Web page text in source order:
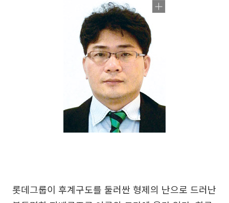
롯데그룹이 후계구도를 둘러싼 형제의 난으로 드러난